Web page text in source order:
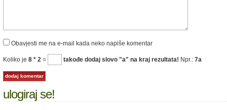
Obavjesti me na e-mail kada neko napiše komentar
Koliko je 8 * 2 = takođe dodaj slovo "a" na kraj rezultata! Npr.: 7a
ulogiraj se!